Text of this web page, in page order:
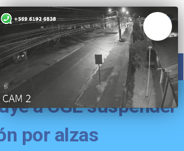
LOCAL DEPORTES
a CGE suspender
por alzas